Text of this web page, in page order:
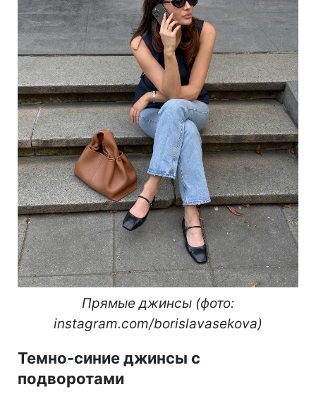
Прямые джинсы (фото:
instagram.com/borislavasekova)
Темно-синие джинсы с
подворотами